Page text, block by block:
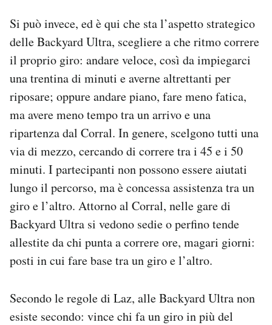
Si può invece, ed è qui che sta l’aspetto strategico
delle Backyard Ultra, scegliere a che ritmo correre
il proprio giro: andare veloce, così da impiegarci
una trentina di minuti e averne altrettanti per
riposare; oppure andare piano, fare meno fatica,
ma avere meno tempo tra un arrivo e una
ripartenza dal Corral. In genere, scelgono tutti una
via di mezzo, cercando di correre tra i 45 e i 50
minuti. I partecipanti non possono essere aiutati
lungo il percorso, ma è concessa assistenza tra un
giro e l’altro. Attorno al Corral, nelle gare di
Backyard Ultra si vedono sedie o perfino tende
allestite da chi punta a correre ore, magari giorni:
posti in cui fare base tra un giro e l’altro.
Secondo le regole di Laz, alle Backyard Ultra non
esiste secondo: vince chi fa un giro in più del